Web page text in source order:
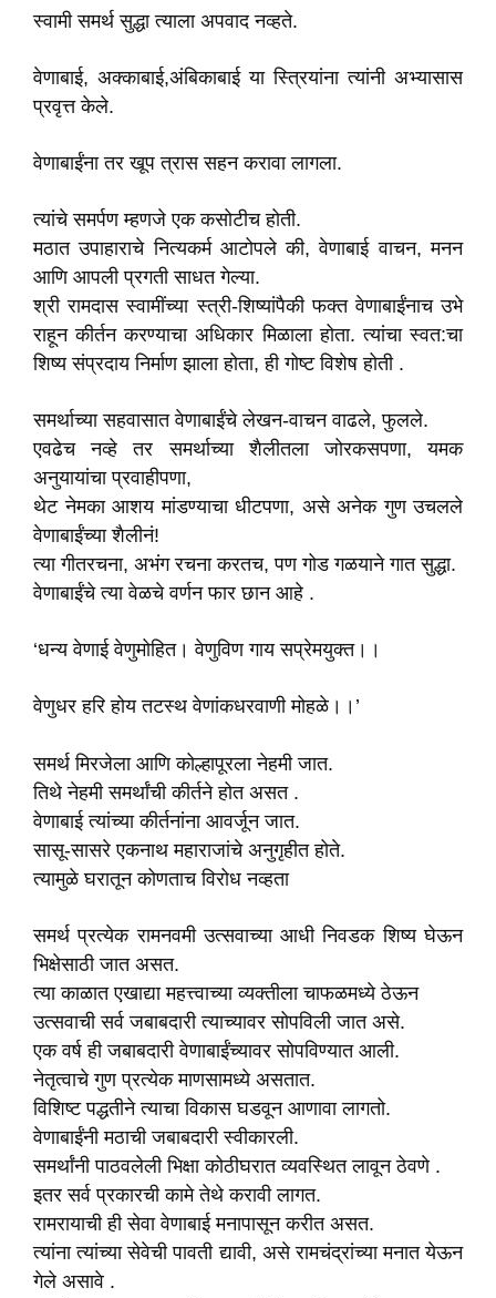
स्वामी समर्थ सुद्धा त्याला अपवाद नव्हते.
वेणाबाई, अक्काबाई,अंबिकाबाई या स्त्रियांना त्यांनी अभ्यासास
प्रवृत्त केले.
वेणाबाईंना तर खूप त्रास सहन करावा लागला.
त्यांचे समर्पण म्हणजे एक कसोटीच होती.
मठात उपाहाराचे नित्यकर्म आटोपले की, वेणाबाई वाचन, मनन
आणि आपली प्रगती साधत गेल्या.
श्री रामदास स्वामींच्या स्त्री-शिष्यांपैकी फक्त वेणाबाईंनाच उभे
राहून कीर्तन करण्याचा अधिकार मिळाला होता. त्यांचा स्वत:चा
शिष्य संप्रदाय निर्माण झाला होता, ही गोष्ट विशेष होती .
समर्थाच्या सहवासात वेणाबाईंचे लेखन-वाचन वाढले, फुलले.
एवढेच नव्हे तर समर्थाच्या शैलीतला जोरकसपणा, यमक
अनुयायांचा प्रवाहीपणा,
थेट नेमका आशय मांडण्याचा धीटपणा, असे अनेक गुण उचलले
वेणाबाईंच्या शैलीनं!
त्या गीतरचना, अभंग रचना करतच, पण गोड गळयाने गात सुद्धा.
वेणाबाईंचे त्या वेळचे वर्णन फार छान आहे .
‘धन्य वेणाई वेणुमोहित। वेणुविण गाय सप्रेमयुक्त।।
वेणुधर हरि होय तटस्थ वेणांकधरवाणी मोहळे।।’
समर्थ मिरजेला आणि कोल्हापूरला नेहमी जात.
तिथे नेहमी समर्थांची कीर्तने होत असत .
वेणाबाई त्यांच्या कीर्तनांना आवर्जून जात.
सासू-सासरे एकनाथ महाराजांचे अनुगृहीत होते.
त्यामुळे घरातून कोणताच विरोध नव्हता
समर्थ प्रत्येक रामनवमी उत्सवाच्या आधी निवडक शिष्य घेऊन
भिक्षेसाठी जात असत.
त्या काळात एखाद्या महत्त्वाच्या व्यक्तीला चाफळमध्ये ठेऊन
उत्सवाची सर्व जबाबदारी त्याच्यावर सोपविली जात असे.
एक वर्ष ही जबाबदारी वेणाबाईंच्यावर सोपविण्यात आली.
नेतृत्वाचे गुण प्रत्येक माणसामध्ये असतात.
विशिष्ट पद्धतीने त्याचा विकास घडवून आणावा लागतो.
वेणाबाईंनी मठाची जबाबदारी स्वीकारली.
समर्थांनी पाठवलेली भिक्षा कोठीघरात व्यवस्थित लावून ठेवणे .
इतर सर्व प्रकारची कामे तेथे करावी लागत.
रामरायाची ही सेवा वेणाबाई मनापासून करीत असत.
त्यांना त्यांच्या सेवेची पावती द्यावी, असे रामचंद्रांच्या मनात येऊन
गेले असावे .